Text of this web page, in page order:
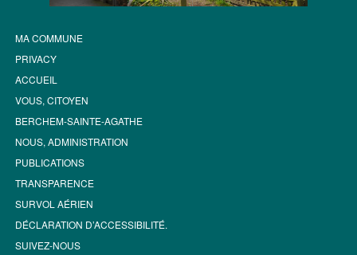
MA COMMUNE
PRIVACY
ACCUEIL
VOUS, CITOYEN
BERCHEM-SAINTE-AGATHE
NOUS, ADMINISTRATION
PUBLICATIONS
TRANSPARENCE
SURVOL AÉRIEN
DÉCLARATION D’ACCESSIBILITÉ.
SUIVEZ-NOUS